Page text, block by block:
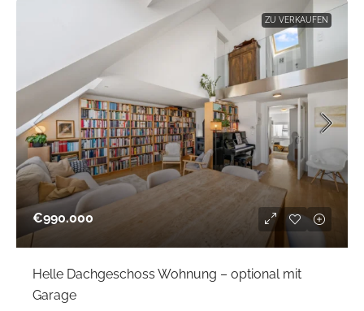
ZU VERKAUFEN
€990.000
Helle Dachgeschoss Wohnung – optional mit
Garage